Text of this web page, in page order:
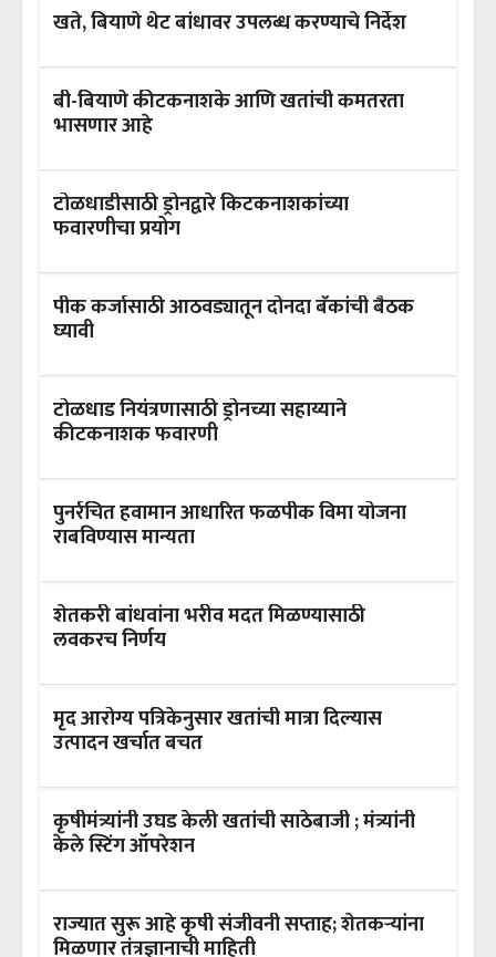
खते, बियाणे थेट बांधावर उपलब्ध करण्याचे निर्देश
बी-बियाणे कीटकनाशके आणि खतांची कमतरता
भासणार आहे
टोळधाडीसाठी ड्रोनद्वारे किटकनाशकांच्या
फवारणीचा प्रयोग
पीक कर्जासाठी आठवड्यातून दोनदा बँकांची बैठक
घ्यावी
टोळधाड नियंत्रणासाठी ड्रोनच्या सहाय्याने
कीटकनाशक फवारणी
पुनर्रचित हवामान आधारित फळपीक विमा योजना
राबविण्यास मान्यता
शेतकरी बांधवांना भरीव मदत मिळण्यासाठी
लवकरच निर्णय
मृद आरोग्य पत्रिकेनुसार खतांची मात्रा दिल्यास
उत्पादन खर्चात बचत
कृषीमंत्र्यांनी उघड केली खतांची साठेबाजी ; मंत्र्यांनी
केले स्टिंग ऑपरेशन
राज्यात सुरू आहे कृषी संजीवनी सप्ताह; शेतकऱ्यांना
मिळणार तंत्रज्ञानाची माहिती